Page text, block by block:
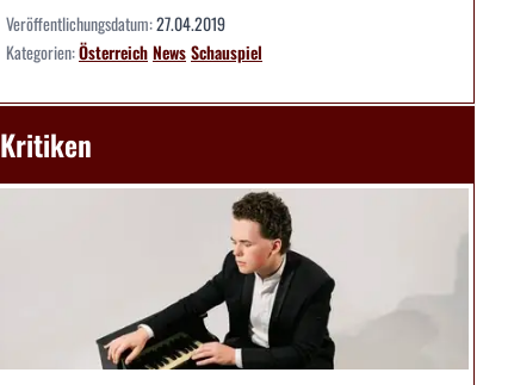
Veröffentlichungsdatum:27.04.2019
Kategorien:ÖsterreichNewsSchauspiel
Kritiken